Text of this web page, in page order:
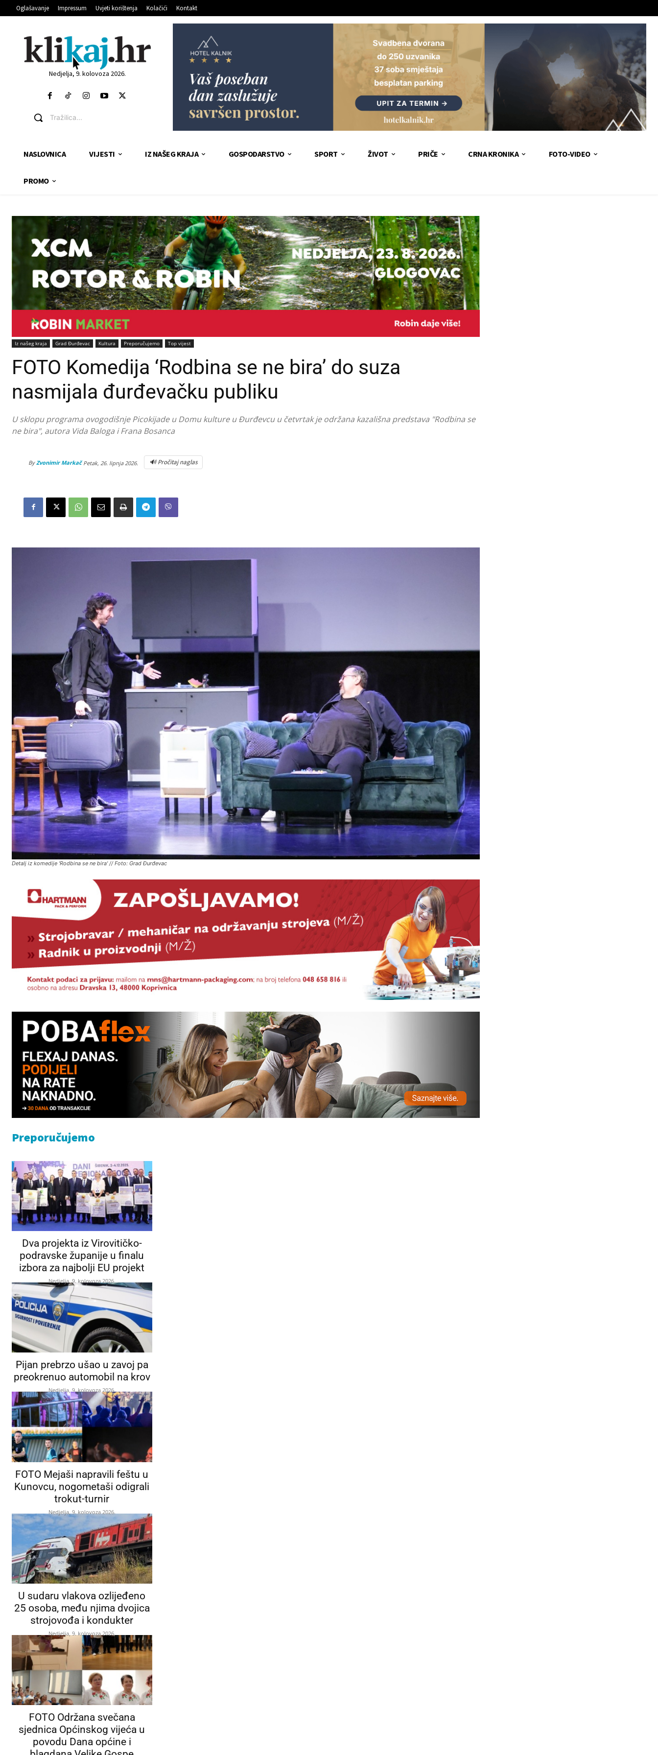
Oglašavanje Impressum Uvjeti korištenja Kolačići Kontakt
Nedjelja, 9. kolovoza 2026.
Tražilica...
NASLOVNICA VIJESTI IZ NAŠEG KRAJA GOSPODARSTVO SPORT ŽIVOT PRIČE CRNA KRONIKA FOTO-VIDEO
PROMO
Iz našeg kraja Grad Đurđevac Kultura Preporučujemo Top vijest
FOTO Komedija ‘Rodbina se ne bira’ do suza
nasmijala đurđevačku publiku
U sklopu programa ovogodišnje Picokijade u Domu kulture u Đurđevcu u četvrtak je održana kazališna predstava "Rodbina se
ne bira", autora Vida Baloga i Frana Bosanca
By Zvonimir Markač Petak, 26. lipnja 2026. 🔊 Pročitaj naglas
Detalj iz komedije 'Rodbina se ne bira' // Foto: Grad Đurđevac
Preporučujemo
Dva projekta iz Virovitičko-
podravske županije u finalu
izbora za najbolji EU projekt
Nedjelja, 9. kolovoza 2026.
Pijan prebrzo ušao u zavoj pa
preokrenuo automobil na krov
Nedjelja, 9. kolovoza 2026.
FOTO Mejaši napravili feštu u
Kunovcu, nogometaši odigrali
trokut-turnir
Nedjelja, 9. kolovoza 2026.
U sudaru vlakova ozlijeđeno
25 osoba, među njima dvojica
strojovođa i kondukter
Nedjelja, 9. kolovoza 2026.
FOTO Održana svečana
sjednica Općinskog vijeća u
povodu Dana općine i